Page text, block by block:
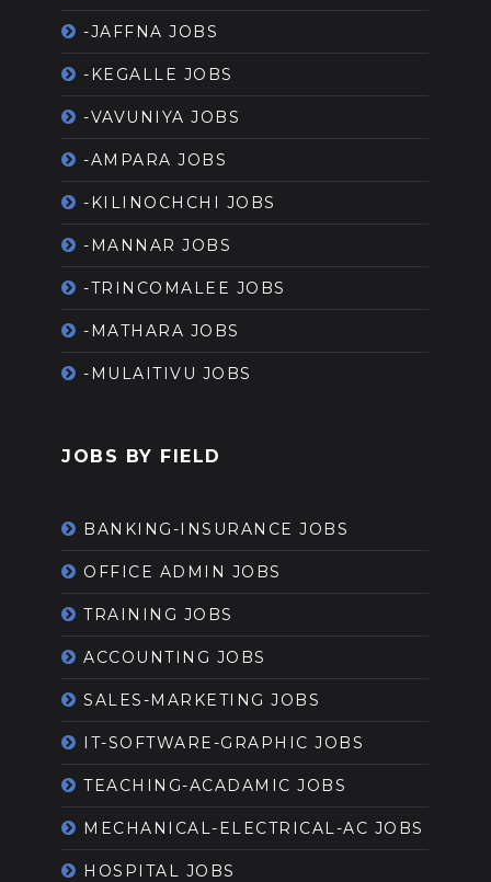
-JAFFNA JOBS
-KEGALLE JOBS
-VAVUNIYA JOBS
-AMPARA JOBS
-KILINOCHCHI JOBS
-MANNAR JOBS
-TRINCOMALEE JOBS
-MATHARA JOBS
-MULAITIVU JOBS
JOBS BY FIELD
BANKING-INSURANCE JOBS
OFFICE ADMIN JOBS
TRAINING JOBS
ACCOUNTING JOBS
SALES-MARKETING JOBS
IT-SOFTWARE-GRAPHIC JOBS
TEACHING-ACADAMIC JOBS
MECHANICAL-ELECTRICAL-AC JOBS
HOSPITAL JOBS